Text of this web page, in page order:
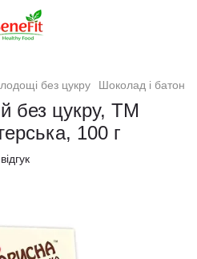
без цукру Шоколад і
без цукру, ТМ
100 г